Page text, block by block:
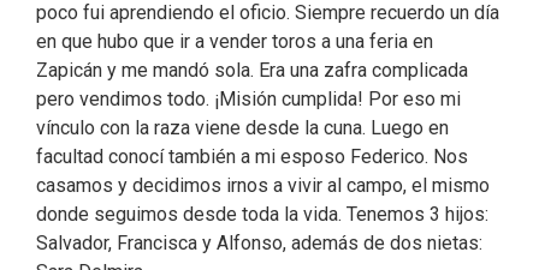
poco fui aprendiendo el oficio. Siempre recuerdo un día
en que hubo que ir a vender toros a una feria en
Zapicán y me mandó sola. Era una zafra complicada
pero vendimos todo. ¡Misión cumplida! Por eso mi
vínculo con la raza viene desde la cuna. Luego en
facultad conocí también a mi esposo Federico. Nos
casamos y decidimos irnos a vivir al campo, el mismo
donde seguimos desde toda la vida. Tenemos 3 hijos:
Salvador, Francisca y Alfonso, además de dos nietas: